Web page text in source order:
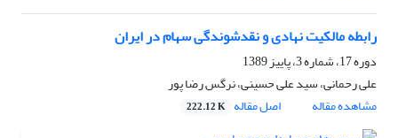
رابطه مالکیت نهادی و نقدشوندگی سهام در ایران
دوره 17، شماره 3، پاییز 1389
علی رحمانی، سید علی حسینی، نرگس رضا پور
مشاهده مقاله
اصل مقاله 222.12 K